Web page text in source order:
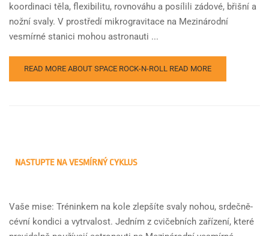
koordinaci těla, flexibilitu, rovnováhu a posílili zádové, břišní a
nožní svaly. V prostředí mikrogravitace na Mezinárodní
vesmírné stanici mohou astronauti ...
READ MORE ABOUT SPACE ROCK-N-ROLL READ MORE
NASTUPTE NA VESMÍRNÝ CYKLUS
Vaše mise: Tréninkem na kole zlepšíte svaly nohou, srdečně-
cévní kondici a vytrvalost. Jedním z cvičebních zařízení, které